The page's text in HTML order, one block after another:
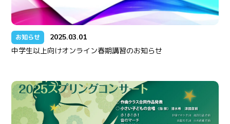
お知らせ 2025.03.01
中学生以上向けオンライン春期講習のお知らせ